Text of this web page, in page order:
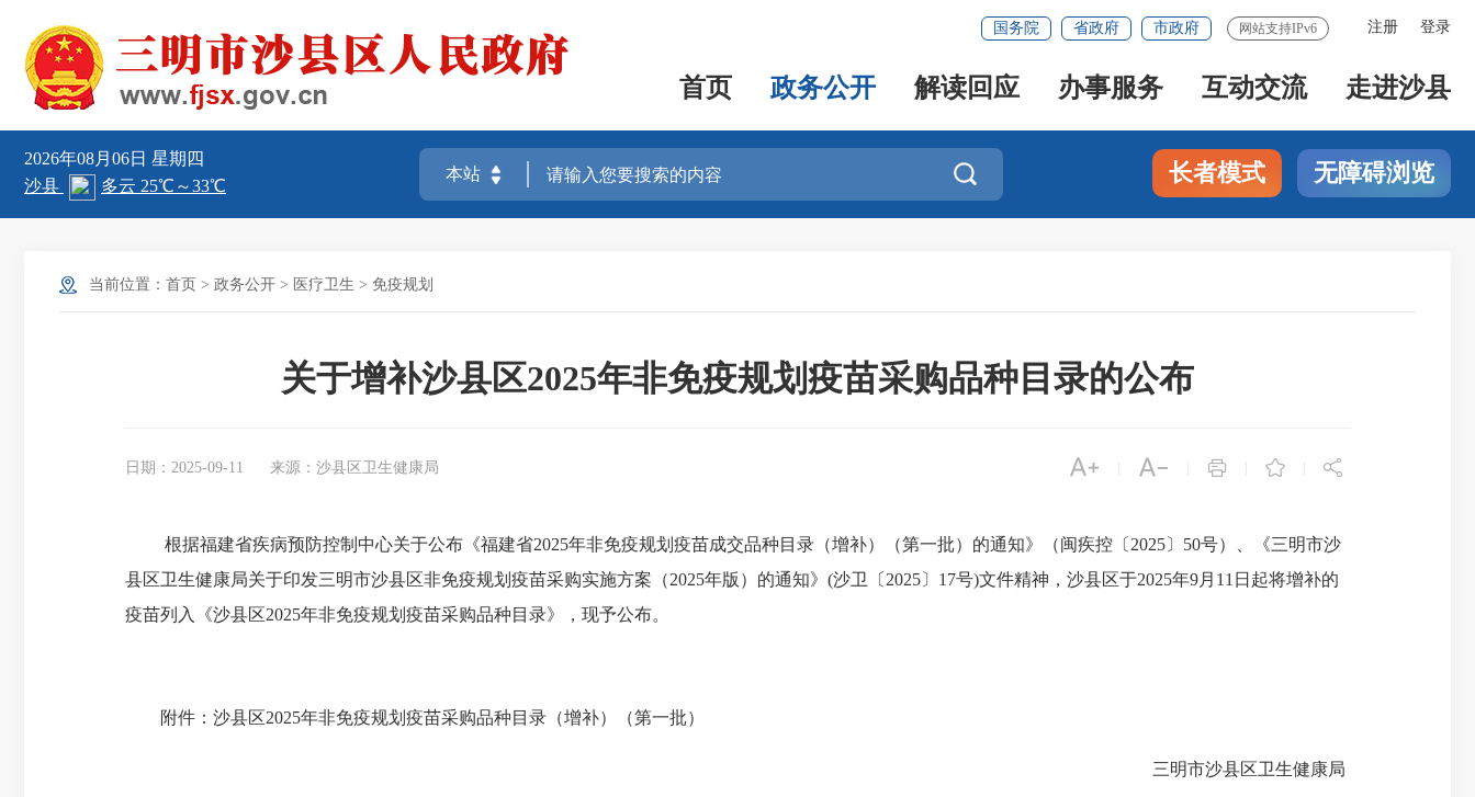
注册 登录
国务院 省政府 市政府 网站支持IPv6
首页 政务公开 解读回应 办事服务 互动交流 走进沙县
2026年08月06日 星期四
 长者模式 无障碍浏览
当前位置： 首页 > 政务公开 > 医疗卫生 > 免疫规划
关于增补沙县区2025年非免疫规划疫苗采购品种目录的公布
日期：2025-09-11 来源：沙县区卫生健康局     
根据福建省疾病预防控制中心关于公布《福建省2025年非免疫规划疫苗成交品种目录（增补）（第一批）的通知》（闽疾控〔2025〕50号）、《三明市沙
县区卫生健康局关于印发三明市沙县区非免疫规划疫苗采购实施方案（2025年版）的通知》(沙卫〔2025〕17号)文件精神，沙县区于2025年9月11日起将增补的
疫苗列入《沙县区2025年非免疫规划疫苗采购品种目录》，现予公布。
附件：沙县区2025年非免疫规划疫苗采购品种目录（增补）（第一批）
三明市沙县区卫生健康局